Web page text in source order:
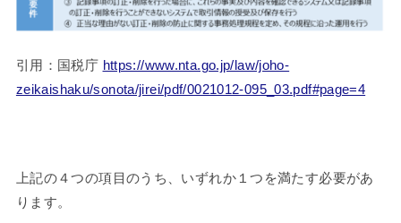
引用：国税庁 https://www.nta.go.jp/law/joho-
zeikaishaku/sonota/jirei/pdf/0021012-095_03.pdf#page=4
上記の４つの項目のうち、いずれか１つを満たす必要があ
ります。